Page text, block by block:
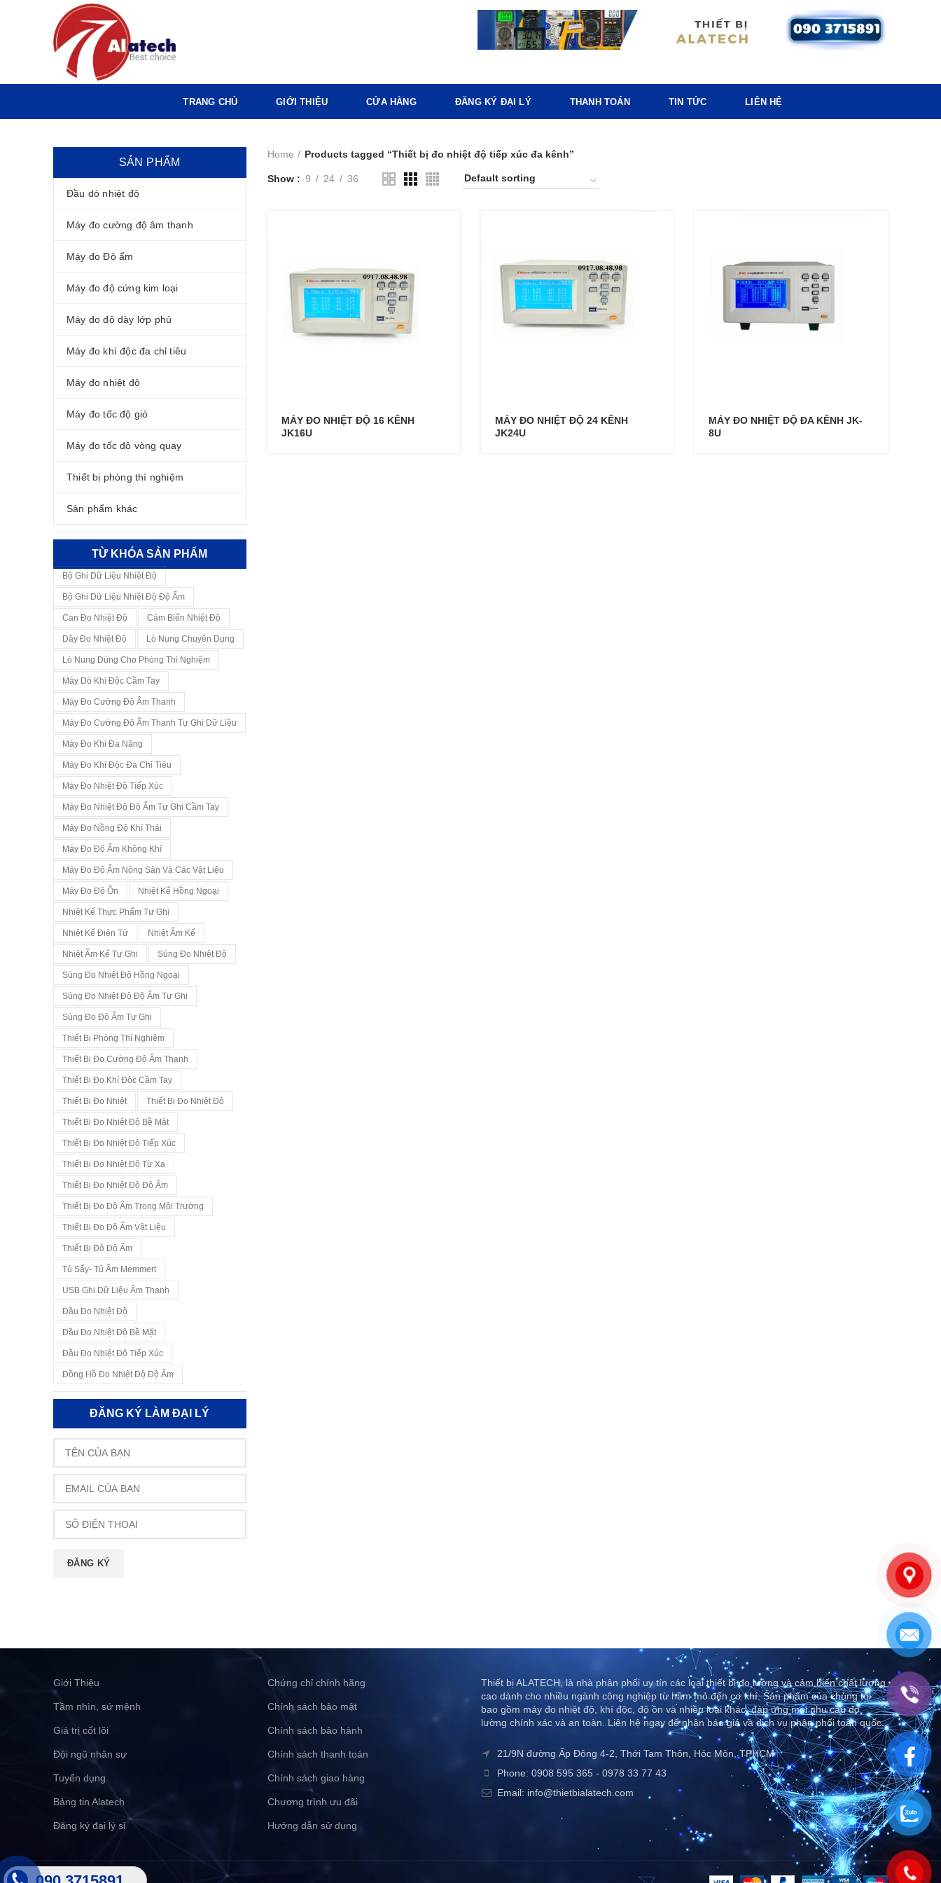
TRANG CHỦ GIỚI THIỆU CỬA HÀNG ĐĂNG KÝ ĐẠI LÝ THANH TOÁN TIN TỨC LIÊN HỆ
Home Products tagged “Thiết bị đo nhiệt độ tiếp xúc đa kênh”
Show 9 24 36
MÁY ĐO NHIỆT ĐỘ 16 KÊNH
JK16U
MÁY ĐO NHIỆT ĐỘ 24 KÊNH
JK24U
MÁY ĐO NHIỆT ĐỘ ĐA KÊNH JK-
8U
SẢN PHẨM
Đầu dò nhiệt độ
Máy đo cường độ âm thanh
Máy đo Độ ẩm
Máy đo độ cứng kim loại
Máy đo độ dày lớp phủ
Máy đo khí độc đa chỉ tiêu
Máy đo nhiệt độ
Máy đo tốc độ gió
Máy đo tốc độ vòng quay
Thiết bị phòng thí nghiệm
Sản phẩm khác
TỪ KHÓA SẢN PHẨM
Bộ Ghi Dữ Liệu Nhiệt Độ
Bộ Ghi Dữ Liệu Nhiệt Độ Độ Ẩm
Can Đo Nhiệt Độ Cảm Biến Nhiệt Độ
Dây Đo Nhiệt Độ Lò Nung Chuyên Dụng
Lò Nung Dùng Cho Phòng Thí Nghiệm
Máy Dò Khí Độc Cầm Tay
Máy Đo Cường Độ Âm Thanh
Máy Đo Cường Độ Âm Thanh Tự Ghi Dữ Liệu
Máy Đo Khí Đa Năng
Máy Đo Khí Độc Đa Chỉ Tiêu
Máy Đo Nhiệt Độ Tiếp Xúc
Máy Đo Nhiệt Độ Độ Ẩm Tự Ghi Cầm Tay
Máy Đo Nồng Độ Khí Thải
Máy Đo Độ Ẩm Không Khí
Máy Đo Độ Ẩm Nông Sản Và Các Vật Liệu
Máy Đo Độ Ồn Nhiệt Kế Hồng Ngoại
Nhiệt Kế Thực Phẩm Tự Ghi
Nhiệt Kế Điện Tử Nhiệt Ẩm Kế
Nhiệt Ẩm Kế Tự Ghi Súng Đo Nhiệt Độ
Súng Đo Nhiệt Độ Hồng Ngoại
Súng Đo Nhiệt Độ Độ Ẩm Tự Ghi
Súng Đo Độ Ẩm Tự Ghi
Thiết Bị Phòng Thí Nghiệm
Thiết Bị Đo Cường Độ Âm Thanh
Thiết Bị Đo Khí Độc Cầm Tay
Thiết Bị Đo Nhiệt Thiết Bị Đo Nhiệt Độ
Thiết Bị Đo Nhiệt Độ Bề Mặt
Thiết Bị Đo Nhiệt Độ Tiếp Xúc
Thiết Bị Đo Nhiệt Độ Từ Xa
Thiết Bị Đo Nhiệt Độ Độ Ẩm
Thiết Bị Đo Độ Ẩm Trong Môi Trường
Thiết Bị Đo Độ Ẩm Vật Liệu
Thiết Bị Đô Độ Ẩm
Tủ Sấy- Tủ Ấm Memmert
USB Ghi Dữ Liệu Âm Thanh
Đầu Đo Nhiệt Độ
Đầu Đo Nhiệt Độ Bề Mặt
Đầu Đo Nhiệt Độ Tiếp Xúc
Đồng Hồ Đo Nhiệt Độ Độ Ẩm
ĐĂNG KÝ LÀM ĐẠI LÝ
Giới Thiệu
Tầm nhìn, sứ mệnh
Giá trị cốt lõi
Đội ngũ nhân sự
Tuyển dụng
Bảng tin Alatech
Đăng ký đại lý sỉ
Chứng chỉ chính hãng
Chính sách bảo mật
Chính sách bảo hành
Chính sách thanh toán
Chính sách giao hàng
Chương trình ưu đãi
Hướng dẫn sử dụng
Thiết bị ALATECH, là nhà phân phối uy tín các loại thiết bị đo lường và cảm biến chất lượng
cao dành cho nhiều ngành công nghiệp từ hầm mỏ đến cơ khí. Sản phẩm của chúng tôi
bao gồm máy đo nhiệt độ, khí độc, độ ồn và nhiều loại khác, đáp ứng mọi nhu cầu đo
lường chính xác và an toàn. Liên hệ ngay để nhận báo giá và dịch vụ phân phối toàn quốc..
21/9N đường Ấp Đông 4-2, Thới Tam Thôn, Hóc Môn, TPHCM
Phone: 0908 595 365 - 0978 33 77 43
Email: info@thietbialatech.com